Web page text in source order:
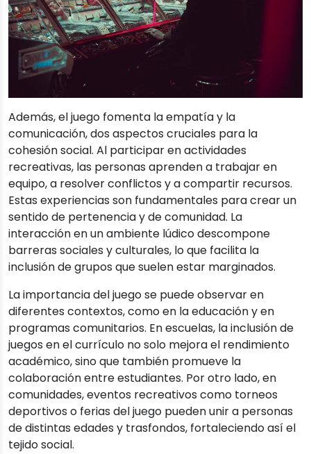
Además, el juego fomenta la empatía y la
comunicación, dos aspectos cruciales para la
cohesión social. Al participar en actividades
recreativas, las personas aprenden a trabajar en
equipo, a resolver conflictos y a compartir recursos.
Estas experiencias son fundamentales para crear un
sentido de pertenencia y de comunidad. La
interacción en un ambiente lúdico descompone
barreras sociales y culturales, lo que facilita la
inclusión de grupos que suelen estar marginados.
La importancia del juego se puede observar en
diferentes contextos, como en la educación y en
programas comunitarios. En escuelas, la inclusión de
juegos en el currículo no solo mejora el rendimiento
académico, sino que también promueve la
colaboración entre estudiantes. Por otro lado, en
comunidades, eventos recreativos como torneos
deportivos o ferias del juego pueden unir a personas
de distintas edades y trasfondos, fortaleciendo así el
tejido social.